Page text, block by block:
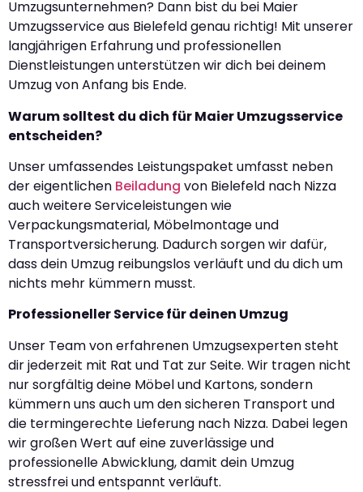
Umzugsunternehmen? Dann bist du bei Maier
Umzugsservice aus Bielefeld genau richtig! Mit unserer
langjährigen Erfahrung und professionellen
Dienstleistungen unterstützen wir dich bei deinem
Umzug von Anfang bis Ende.
Warum solltest du dich für Maier Umzugsservice
entscheiden?
Unser umfassendes Leistungspaket umfasst neben
der eigentlichen Beiladung von Bielefeld nach Nizza
auch weitere Serviceleistungen wie
Verpackungsmaterial, Möbelmontage und
Transportversicherung. Dadurch sorgen wir dafür,
dass dein Umzug reibungslos verläuft und du dich um
nichts mehr kümmern musst.
Professioneller Service für deinen Umzug
Unser Team von erfahrenen Umzugsexperten steht
dir jederzeit mit Rat und Tat zur Seite. Wir tragen nicht
nur sorgfältig deine Möbel und Kartons, sondern
kümmern uns auch um den sicheren Transport und
die termingerechte Lieferung nach Nizza. Dabei legen
wir großen Wert auf eine zuverlässige und
professionelle Abwicklung, damit dein Umzug
stressfrei und entspannt verläuft.